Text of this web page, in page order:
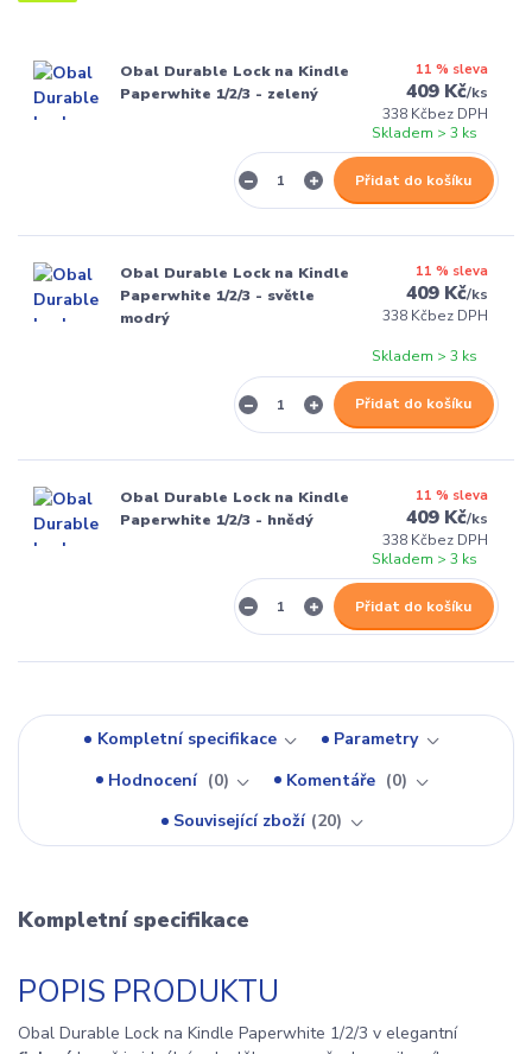
Obal Durable Lock na Kindle
Paperwhite 1/2/3 - zelený
11 % sleva
409 Kč/ks
338 Kčbez DPH
Skladem > 3 ks
Přidat do košíku
Obal Durable Lock na Kindle
Paperwhite 1/2/3 - světle
modrý
11 % sleva
409 Kč/ks
338 Kčbez DPH
Skladem > 3 ks
Přidat do košíku
Obal Durable Lock na Kindle
Paperwhite 1/2/3 - hnědý
11 % sleva
409 Kč/ks
338 Kčbez DPH
Skladem > 3 ks
Přidat do košíku
Kompletní specifikace
Parametry
Hodnocení
0 Komentáře
0
Související zboží 20
Kompletní specifikace
POPIS PRODUKTU
Obal Durable Lock na Kindle Paperwhite 1/2/3 v elegantní